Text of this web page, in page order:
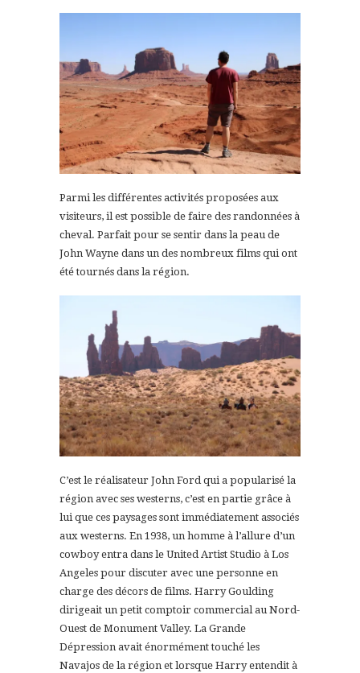
Parmi les différentes activités proposées aux
visiteurs, il est possible de faire des randonnées à
cheval. Parfait pour se sentir dans la peau de
John Wayne dans un des nombreux films qui ont
été tournés dans la région.
C’est le réalisateur John Ford qui a popularisé la
région avec ses westerns, c’est en partie grâce à
lui que ces paysages sont immédiatement associés
aux westerns. En 1938, un homme à l’allure d’un
cowboy entra dans le United Artist Studio à Los
Angeles pour discuter avec une personne en
charge des décors de films. Harry Goulding
dirigeait un petit comptoir commercial au Nord-
Ouest de Monument Valley. La Grande
Dépression avait énormément touché les
Navajos de la région et lorsque Harry entendit à